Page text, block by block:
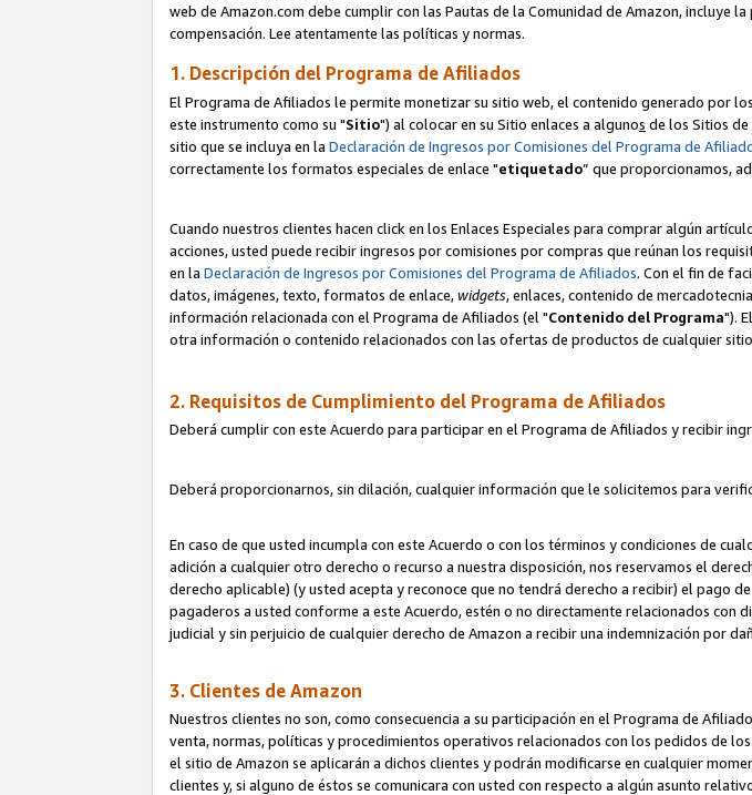
web de Amazon.com debe cumplir con las Pautas de la Comunidad de Amazon, incluye
compensación. Lee atentamente las políticas y normas.
1. Descripción del Programa de Afiliados
El Programa de Afiliados le permite monetizar su sitio web, el contenido generado por
este instrumento como su "Sitio") al colocar en su Sitio enlaces a algunos de los Sitios
sitio que se incluya en la Declaración de Ingresos por Comisiones del Programa de
correctamente los formatos especiales de enlace "etiquetado” que proporcionamos,
Cuando nuestros clientes hacen click en los Enlaces Especiales para comprar algún
acciones, usted puede recibir ingresos por comisiones por compras que reúnan los
en la Declaración de Ingresos por Comisiones del Programa de Afiliados. Con el fin de
datos, imágenes, texto, formatos de enlace,widgets, enlaces, contenido de
información relacionada con el Programa de Afiliados (el "Contenido del Programa").
otra información o contenido relacionados con las ofertas de productos de cualquier
2. Requisitos de Cumplimiento del Programa de Afiliados
Deberá cumplir con este Acuerdo para participar en el Programa de Afiliados y recibir
Deberá proporcionarnos, sin dilación, cualquier información que le solicitemos para
En caso de que usted incumpla con este Acuerdo o con los términos y condiciones de
adición a cualquier otro derecho o recurso a nuestra disposición, nos reservamos el
derecho aplicable) (y usted acepta y reconoce que no tendrá derecho a recibir) el pago
pagaderos a usted conforme a este Acuerdo, estén o no directamente relacionados con
judicial y sin perjuicio de cualquier derecho de Amazon a recibir una indemnización por
3. Clientes de Amazon
Nuestros clientes no son, como consecuencia a su participación en el Programa de
venta, normas, políticas y procedimientos operativos relacionados con los pedidos de
el sitio de Amazon se aplicarán a dichos clientes y podrán modificarse en cualquier
clientes y, si alguno de éstos se comunicara con usted con respecto a algún asunto